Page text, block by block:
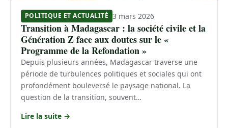
POLITIQUE ET ACTUALITÉ 3 mars 2026
Transition à Madagascar : la société civile et la
Génération Z face aux doutes sur le «
Programme de la Refondation »
Depuis plusieurs années, Madagascar traverse une
période de turbulences politiques et sociales qui ont
profondément bouleversé le paysage national. La
question de la transition, souvent…
Lire la suite →